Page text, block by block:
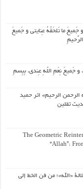
ما تَلحَقُهُ عِنایتی و جَمیعَ
و جَمیعَ نِعَمِ اللّهِ عِندی، بِبِسمِ
الرحمن الرحیم» اثر حمید
ثقلین
The Geometric
“Allah”:
«الله»؛ من فن الخط إلى